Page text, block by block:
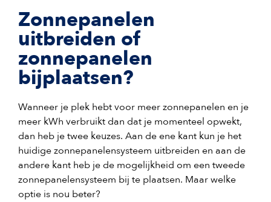
Zonnepanelen
uitbreiden of
zonnepanelen
bijplaatsen?
Wanneer je plek hebt voor meer zonnepanelen en je
meer kWh verbruikt dan dat je momenteel opwekt,
dan heb je twee keuzes. Aan de ene kant kun je het
huidige zonnepanelensysteem uitbreiden en aan de
andere kant heb je de mogelijkheid om een tweede
zonnepanelensysteem bij te plaatsen. Maar welke
optie is nou beter?